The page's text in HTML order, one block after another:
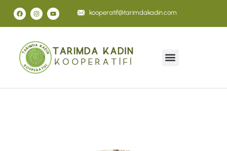
kooperatif@tarimdakadin.com